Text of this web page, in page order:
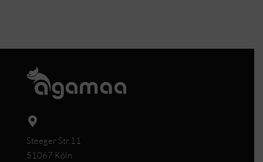
Steeger Str.11
51067 Köln